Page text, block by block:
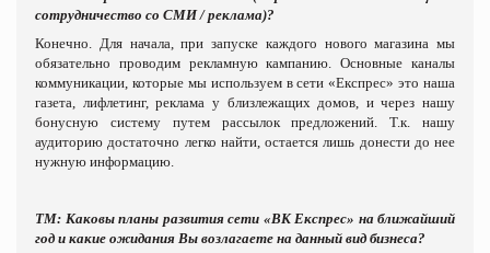
сотрудничество со СМИ / реклама)?
Конечно. Для начала, при запуске каждого нового магазина мы
обязательно проводим рекламную кампанию. Основные каналы
коммуникации, которые мы используем в сети «Експрес» это наша
газета, лифлетинг, реклама у близлежащих домов, и через нашу
бонусную систему путем рассылок предложений. Т.к. нашу
аудиторию достаточно легко найти, остается лишь донести до нее
нужную информацию.
ТМ: Каковы планы развития сети «ВК Експрес» на ближайший
год и какие ожидания Вы возлагаете на данный вид бизнеса?